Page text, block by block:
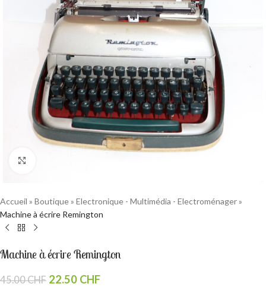
Accueil » Boutique» Electronique - Multimédia - Electroménager»
Machine à écrire Remington
Machine à écrire Remington
45.00CHF 22.50 CHF